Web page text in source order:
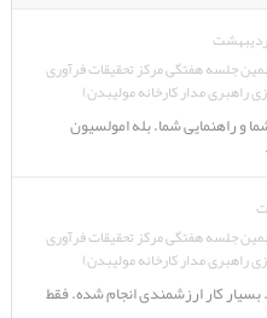
جلسه هفتگی مرکز تحقیقات فرآوری
راهبری مدار کارخانه مولیبدن)
و راهنمایی شما. بله امولسیون
جلسه هفتگی مرکز تحقیقات فرآوری
راهبری مدار کارخانه مولیبدن)
کار ارزشمندی انجام شده. فقط